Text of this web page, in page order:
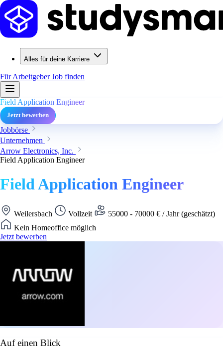
Alles für deine Karriere
Für ArbeitgeberJob finden
Field Application Engineer
Jetzt bewerben
Jobbörse
Unternehmen
Arrow Electronics, Inc.
Field Application Engineer
Field Application Engineer
Weilersbach Vollzeit
55000 - 70000 € / Jahr (geschätzt)
Kein Homeoffice möglich
Jetzt bewerben
Auf einen Blick